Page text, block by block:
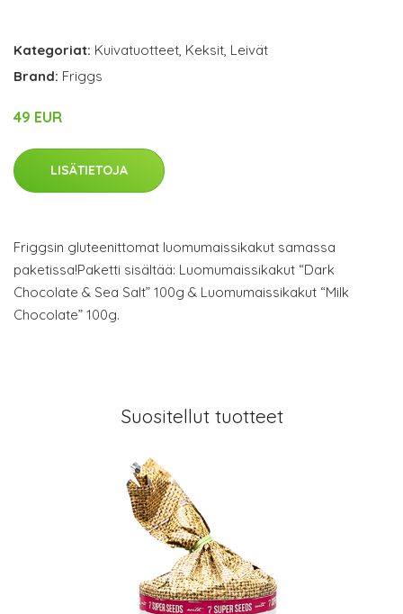
Kategoriat: Kuivatuotteet, Keksit, Leivät
Brand: Friggs
49 EUR
LISÄTIETOJA
Friggsin gluteenittomat luomumaissikakut samassa
paketissa!Paketti sisältää: Luomumaissikakut “Dark
Chocolate & Sea Salt” 100g & Luomumaissikakut “Milk
Chocolate” 100g.
Suositellut tuotteet